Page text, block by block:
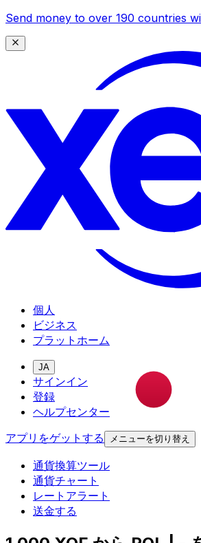
Send money to over 190 countries
個人
ビジネス
プラットホーム
JA
サインイン
登録
ヘルプセンター
アプリをゲットする
メニューを切り替え
通貨換算ツール
通貨チャート
レートアラート
送金する